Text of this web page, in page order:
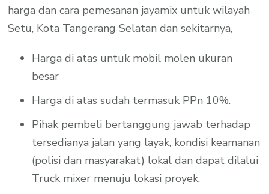
harga dan cara pemesanan jayamix untuk wilayah
Setu, Kota Tangerang Selatan dan sekitarnya,
Harga di atas untuk mobil molen ukuran
besar
Harga di atas sudah termasuk PPn 10%.
Pihak pembeli bertanggung jawab terhadap
tersedianya jalan yang layak, kondisi keamanan
(polisi dan masyarakat) lokal dan dapat dilalui
Truck mixer menuju lokasi proyek.